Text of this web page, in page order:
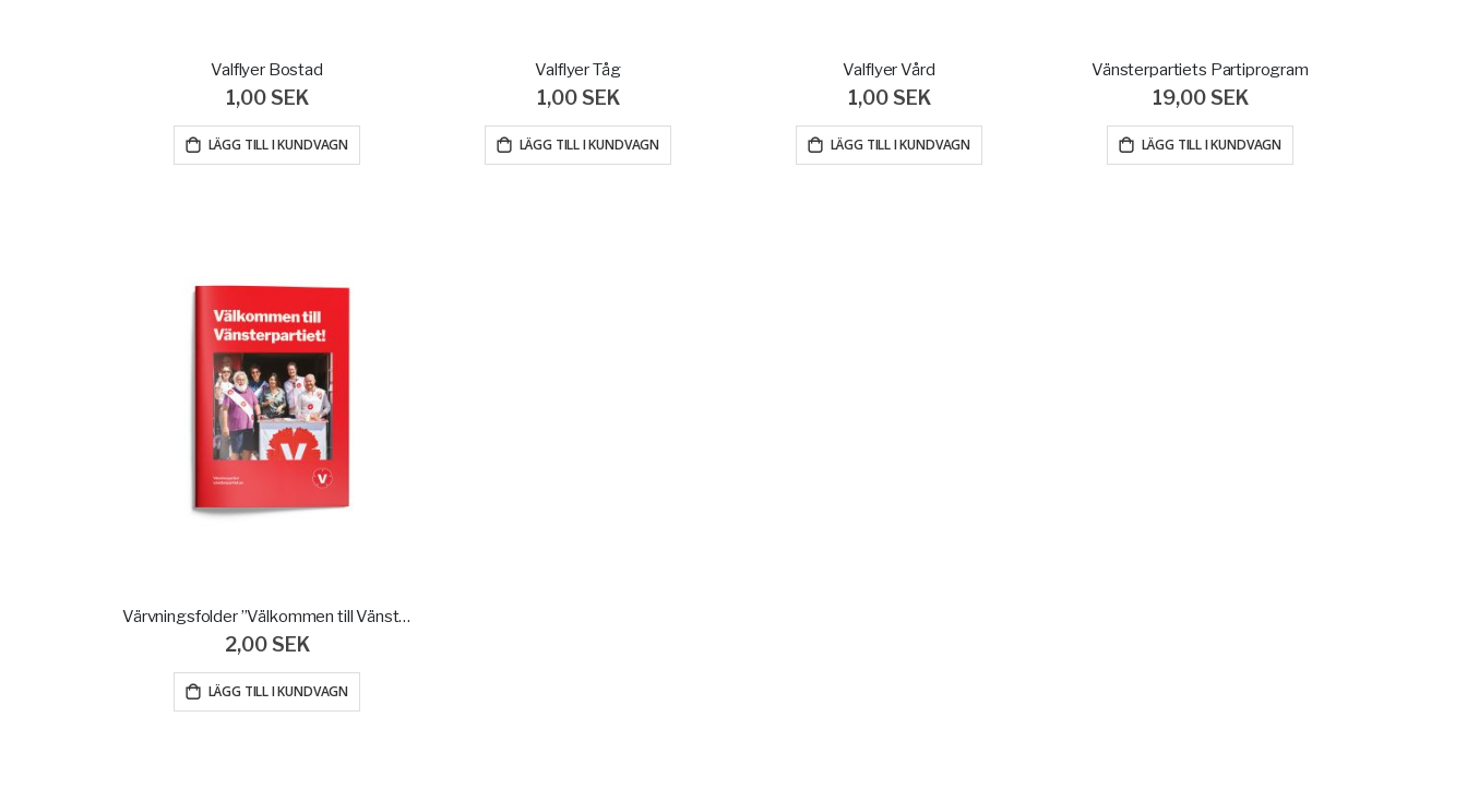
Valflyer Bostad
1,00 SEK
LÄGG TILL I KUNDVAGN
Valflyer Tåg
1,00 SEK
LÄGG TILL I KUNDVAGN
Valflyer Vård
1,00 SEK
LÄGG TILL I KUNDVAGN
Vänsterpartiets Partiprogram
19,00 SEK
LÄGG TILL I KUNDVAGN
Värvningsfolder ”Välkommen till Vänsterpartiet”
2,00 SEK
LÄGG TILL I KUNDVAGN